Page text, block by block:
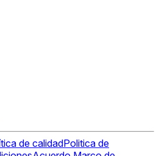
de calidadPolitica de